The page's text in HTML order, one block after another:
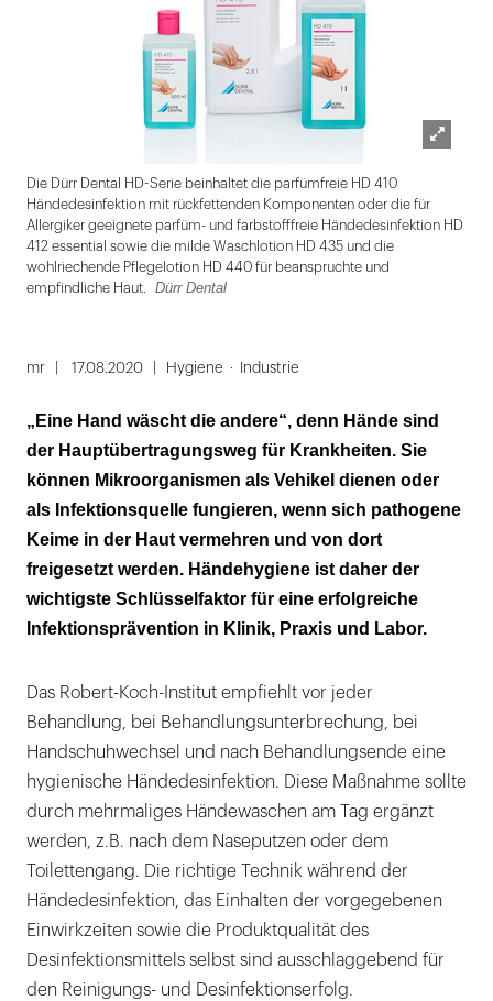
Die Dürr Dental HD-Serie beinhaltet die parfümfreie HD 410
Händedesinfektion mit rückfettenden Komponenten oder die für
Allergiker geeignete parfüm- und farbstofffreie Händedesinfektion HD
412 essential sowie die milde Waschlotion HD 435 und die
wohlriechende Pflegelotion HD 440 für beanspruchte und
empfindliche Haut.
Dürr Dental
1
2
mr 17.08.2020 Hygiene Industrie
„Eine Hand wäscht die andere“, denn Hände sind
der Hauptübertragungsweg für Krankheiten. Sie
können Mikroorganismen als Vehikel dienen oder
als Infektionsquelle fungieren, wenn sich pathogene
Keime in der Haut vermehren und von dort
freigesetzt werden. Händehygiene ist daher der
wichtigste Schlüsselfaktor für eine erfolgreiche
Infektionsprävention in Klinik, Praxis und Labor.
Das Robert-Koch-Institut empfiehlt vor jeder
Behandlung, bei Behandlungsunterbrechung, bei
Handschuhwechsel und nach Behandlungsende eine
hygienische Händedesinfektion. Diese Maßnahme sollte
durch mehrmaliges Händewaschen am Tag ergänzt
werden, z.B. nach dem Naseputzen oder dem
Toilettengang. Die richtige Technik während der
Händedesinfektion, das Einhalten der vorgegebenen
Einwirkzeiten sowie die Produktqualität des
Desinfektionsmittels selbst sind ausschlaggebend für
den Reinigungs- und Desinfektionserfolg.